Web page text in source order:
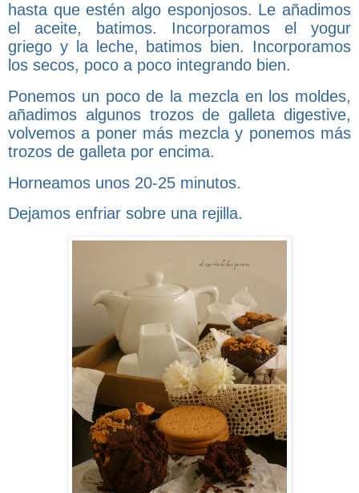
hasta que estén algo esponjosos. Le añadimos
el aceite, batimos. Incorporamos el yogur
griego y la leche, batimos bien. Incorporamos
los secos, poco a poco integrando bien.
Ponemos un poco de la mezcla en los moldes,
añadimos algunos trozos de galleta digestive,
volvemos a poner más mezcla y ponemos más
trozos de galleta por encima.
Horneamos unos 20-25 minutos.
Dejamos enfriar sobre una rejilla.